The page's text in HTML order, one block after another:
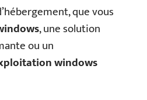
que vous
, une solution
ou un
windows